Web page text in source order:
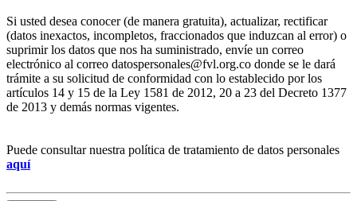
Si usted desea conocer (de manera gratuita), actualizar, rectificar
(datos inexactos, incompletos, fraccionados que induzcan al error) o
suprimir los datos que nos ha suministrado, envíe un correo
electrónico al correo datospersonales@fvl.org.co donde se le dará
trámite a su solicitud de conformidad con lo establecido por los
artículos 14 y 15 de la Ley 1581 de 2012, 20 a 23 del Decreto 1377
de 2013 y demás normas vigentes.
Puede consultar nuestra política de tratamiento de datos personales
aquí